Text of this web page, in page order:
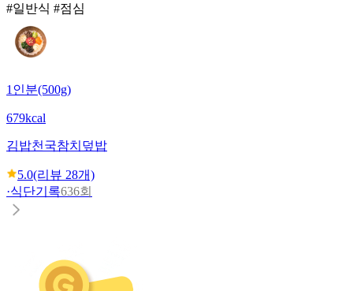
#일반식 #점심
1인분(500g)
679kcal
김밥천국참치덮밥
5.0(리뷰 28개)
·식단기록636회